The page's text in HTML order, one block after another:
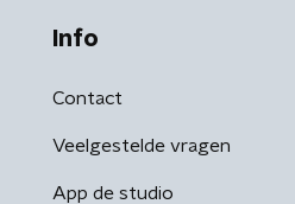
Info
Contact
Veelgestelde vragen
App de studio